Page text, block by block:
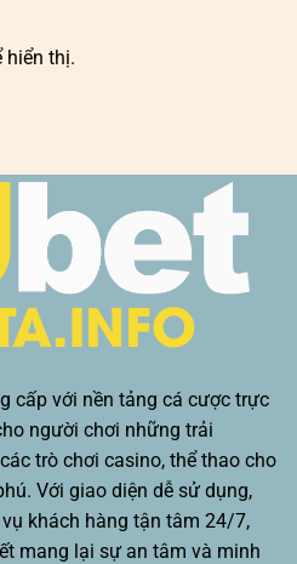
hiển thị.
cấp với nền tảng cá cược trực
người chơi những trải
trò chơi casino, thể thao cho
Với giao diện dễ sử dụng,
khách hàng tận tâm 24/7,
mang lại sự an tâm và minh